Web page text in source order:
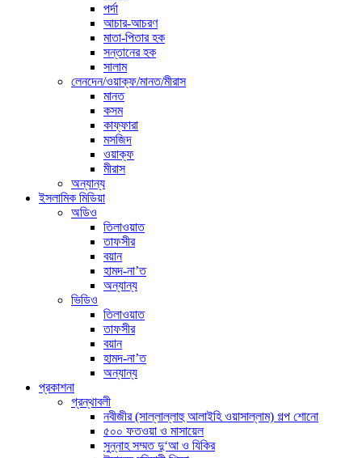
পর্দা
আচার-আচরণ
মাতা-পিতার হক
সন্তানের হক
সালাম
লেনদেন/ওয়াক্ফ/মানত/মীরাস
মানত
কসম
কাফ্ফারা
মসজিদ
ওয়াক্ফ
মীরাস
অন্যান্য
ইসলামিক মিডিয়া
অডিও
তিলাওয়াত
তাফসীর
বয়ান
হামদ-না’ত
অন্যান্য
ভিডিও
তিলাওয়াত
তাফসীর
বয়ান
হামদ-না’ত
অন্যান্য
প্রকাশনা
গ্রন্থাবলী
নবীজীর (সাল্লাল্লাহু আলাইহি ওয়াসাল্লাম) গল্প শোনো
৫০০ ফতওয়া ও মাসায়েল
সুন্নাহ সম্মত দু‘আ ও যিকির